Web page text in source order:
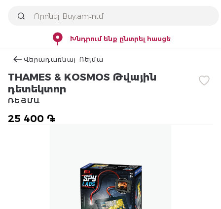
Խնդրում ենք ընտրել հասցե
Վերադառնալ Ռեյմա
THAMES & KOSMOS Թվային
դետեկտոր
25 400 ֏
ՌԵՅՄԱ